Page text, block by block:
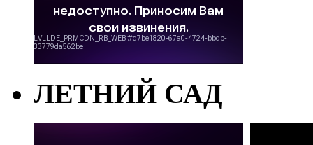
ЛЕТНИЙ САД